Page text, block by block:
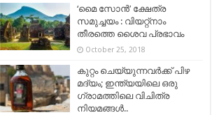
‘മൈ സോന്‍’ ക്ഷേത്ര
സമുച്ചയം : വിയറ്റ്നാം
തീരത്തെ ശൈവ പ്രഭാവം
October 25, 2018
കുറ്റം ചെയ്യുന്നവർക്ക് പിഴ
മദ്യം; ഇന്ത്യയിലെ ഒരു
ഗ്രാമത്തിലെ വിചിത്ര
നിയമങ്ങൾ..